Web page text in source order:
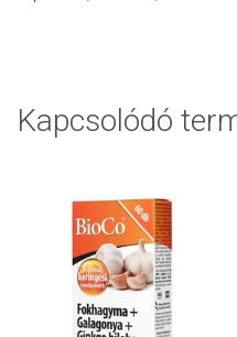
Kapcsolódó